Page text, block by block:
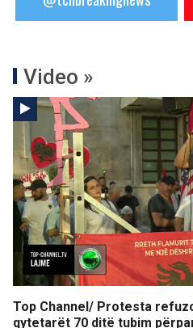
Video »
Top Channel/ Protesta
qytetarët 70 ditë tubim